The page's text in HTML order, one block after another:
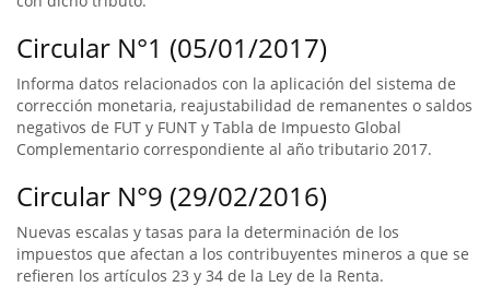
Circular N°1 (05/01/2017)
Informa datos relacionados con la aplicación del sistema de
corrección monetaria, reajustabilidad de remanentes o saldos
negativos de FUT y FUNT y Tabla de Impuesto Global
Complementario correspondiente al año tributario 2017.
Circular N°9 (29/02/2016)
Nuevas escalas y tasas para la determinación de los
impuestos que afectan a los contribuyentes mineros a que se
refieren los artículos 23 y 34 de la Ley de la Renta.